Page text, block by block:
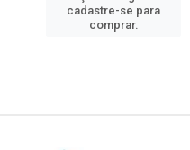
cadastre-se para
comprar.